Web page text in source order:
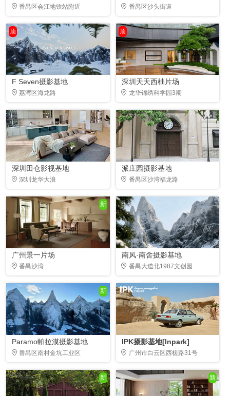
番禺区会江地铁站附近 番禺区沙头街道
顶
F Seven摄影基地
荔湾区海龙路
顶
深圳天天西柚片场
龙华锦绣科学园3期
深圳田仓影视基地
深圳龙华大浪
派庄园摄影基地
番禺区沙湾福龙路
新
广州景一片场
番禺沙湾
南风·南舍摄影基地
番禺大道北1987文创园
新
Paramo帕拉漠摄影基地
番禺区南村金坑工业区
IPK摄影基地[Inpark]
广州市白云区西槎路31号
新 新